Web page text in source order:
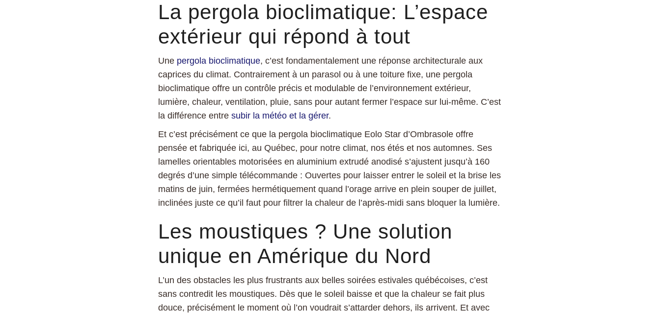
La pergola bioclimatique: L’espace
extérieur qui répond à tout
Une pergola bioclimatique, c’est fondamentalement une réponse architecturale aux
caprices du climat. Contrairement à un parasol ou à une toiture fixe, une pergola
bioclimatique offre un contrôle précis et modulable de l’environnement extérieur,
lumière, chaleur, ventilation, pluie, sans pour autant fermer l’espace sur lui-même. C’est
la différence entre subir la météo et la gérer.
Et c’est précisément ce que la pergola bioclimatique Eolo Star d’Ombrasole offre
pensée et fabriquée ici, au Québec, pour notre climat, nos étés et nos automnes. Ses
lamelles orientables motorisées en aluminium extrudé anodisé s’ajustent jusqu’à 160
degrés d’une simple télécommande : Ouvertes pour laisser entrer le soleil et la brise les
matins de juin, fermées hermétiquement quand l’orage arrive en plein souper de juillet,
inclinées juste ce qu’il faut pour filtrer la chaleur de l’après-midi sans bloquer la lumière.
Les moustiques ? Une solution
unique en Amérique du Nord
L’un des obstacles les plus frustrants aux belles soirées estivales québécoises, c’est
sans contredit les moustiques. Dès que le soleil baisse et que la chaleur se fait plus
douce, précisément le moment où l’on voudrait s’attarder dehors, ils arrivent. Et avec